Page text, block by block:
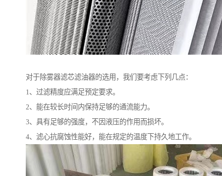
对于除雾器滤芯滤油器的选用，我们要考虑下列几点：
1、过滤精度应满足预定要求。
2、能在较长时间内保持足够的通流能力。
3、具有足够的强度，不因液压的作用而损坏。
4、滤心抗腐蚀性能好，能在规定的温度下持久地工作。